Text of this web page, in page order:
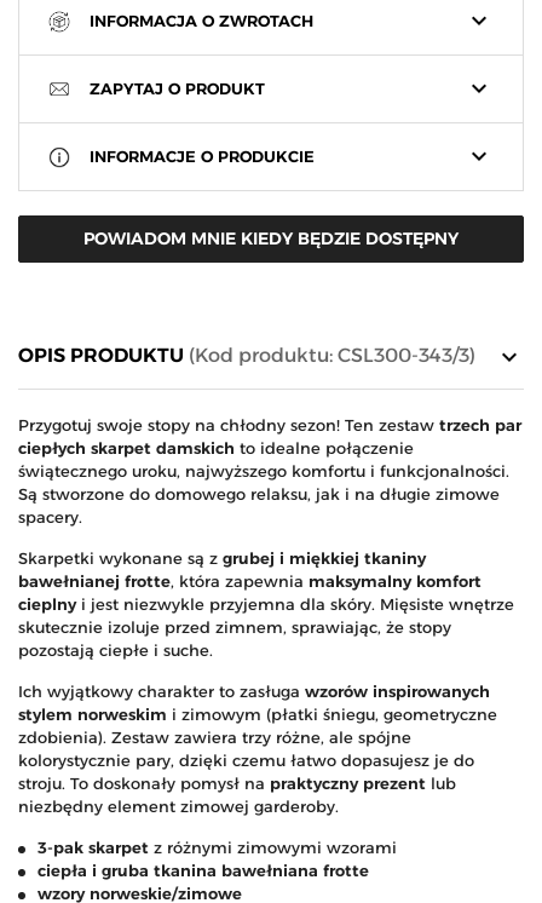
keyboard_arrow_down
INFORMACJA O ZWROTACH
keyboard_arrow_down
ZAPYTAJ O PRODUKT
keyboard_arrow_down
INFORMACJE O PRODUKCIE
POWIADOM MNIE KIEDY BĘDZIE DOSTĘPNY
keyboard_arrow_down
OPIS PRODUKTU (Kod produktu: CSL300-343/3)
Przygotuj swoje stopy na chłodny sezon! Ten zestaw trzech par
ciepłych skarpet damskich to idealne połączenie
świątecznego uroku, najwyższego komfortu i funkcjonalności.
Są stworzone do domowego relaksu, jak i na długie zimowe
spacery.
Skarpetki wykonane są z grubej i miękkiej tkaniny
bawełnianej frotte, która zapewnia maksymalny komfort
cieplnyi jest niezwykle przyjemna dla skóry. Mięsiste wnętrze
skutecznie izoluje przed zimnem, sprawiając, że stopy
pozostają ciepłe i suche.
Ich wyjątkowy charakter to zasługa wzorów inspirowanych
stylem norweskim i zimowym (płatki śniegu, geometryczne
zdobienia). Zestaw zawiera trzy różne, ale spójne
kolorystycznie pary, dzięki czemu łatwo dopasujesz je do
stroju. To doskonały pomysł na praktyczny prezent lub
niezbędny element zimowej garderoby.
3-pak skarpet z różnymi zimowymi wzorami
ciepła i gruba tkanina bawełniana frotte
wzory norweskie/zimowe